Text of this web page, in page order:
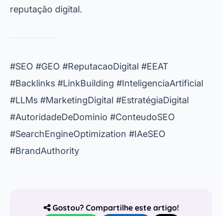
reputação digital.
#SEO #GEO #ReputacaoDigital #EEAT
#Backlinks #LinkBuilding #InteligenciaArtificial
#LLMs #MarketingDigital #EstratégiaDigital
#AutoridadeDeDominio #ConteudoSEO
#SearchEngineOptimization #IAeSEO
#BrandAuthority
Gostou? Compartilhe este artigo!